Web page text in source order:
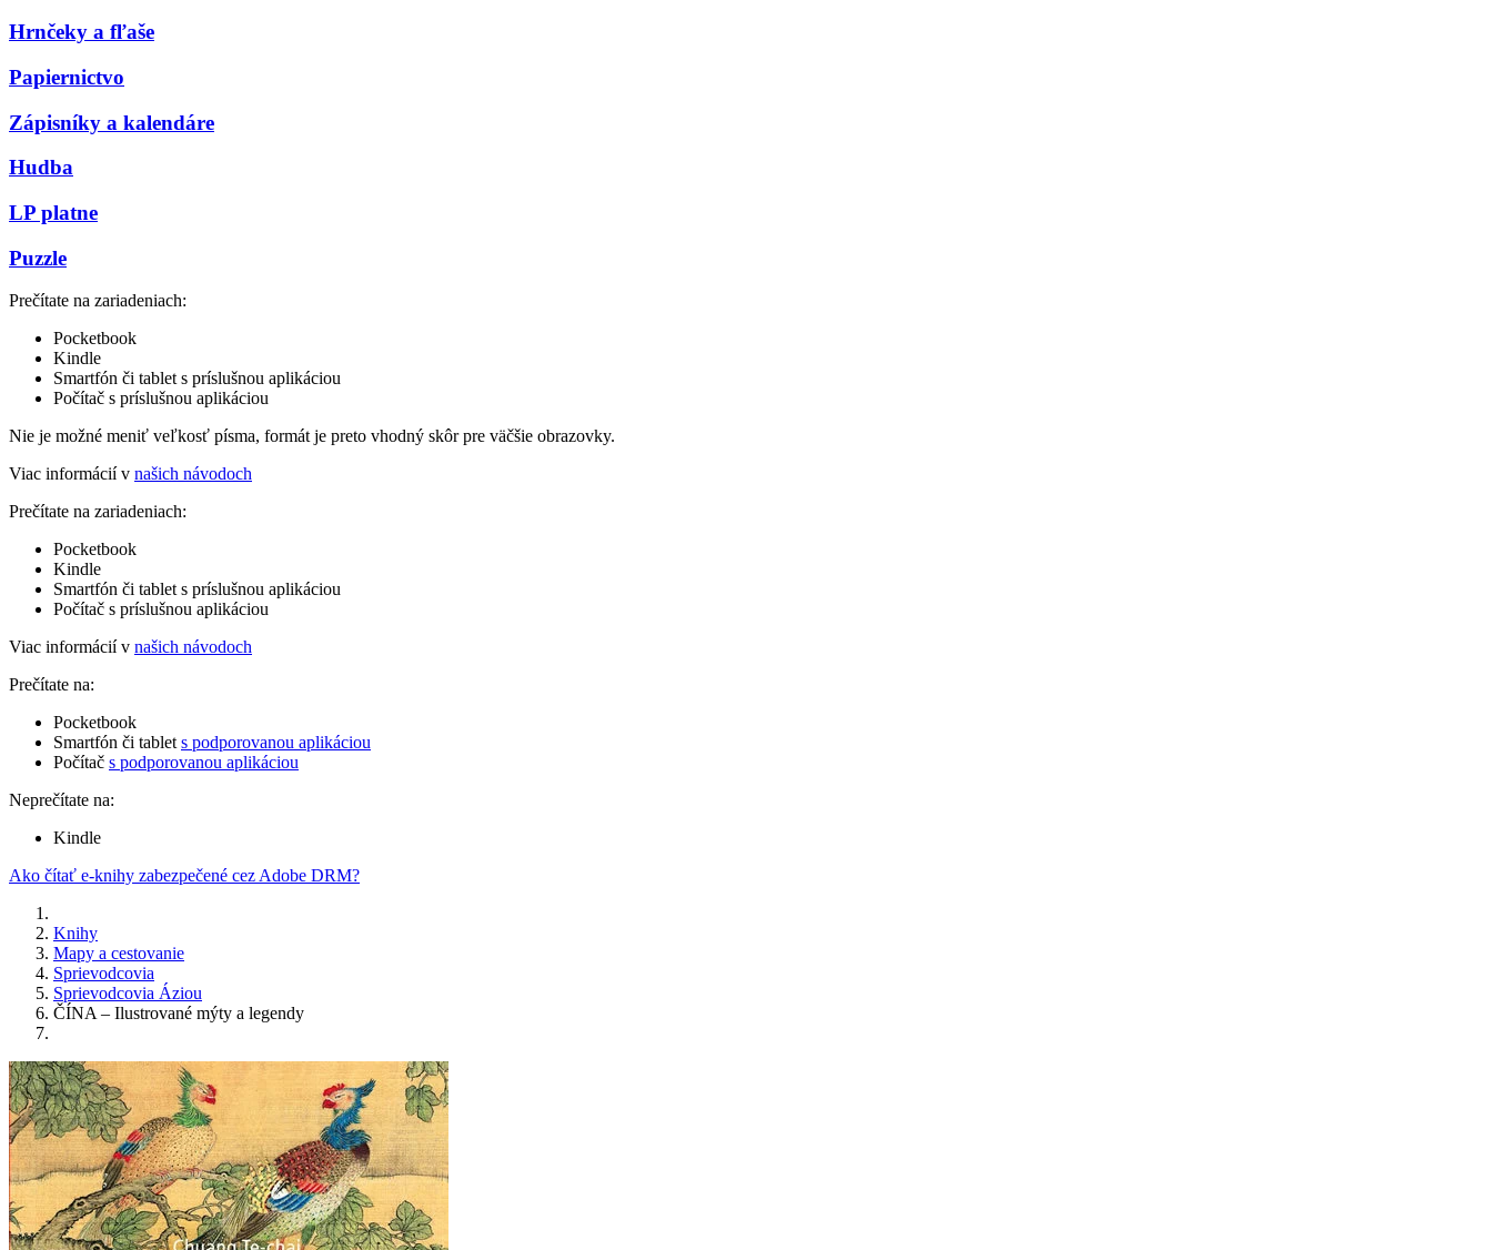
Hrnčeky a fľaše
Papiernictvo
Zápisníky a kalendáre
Hudba
LP platne
Puzzle
Prečítate na zariadeniach:
Pocketbook
Kindle
Smartfón či tablet s príslušnou aplikáciou
Počítač s príslušnou aplikáciou
Nie je možné meniť veľkosť písma, formát je preto vhodný skôr pre väčšie obrazovky.
Viac informácií v našich návodoch
Prečítate na zariadeniach:
Pocketbook
Kindle
Smartfón či tablet s príslušnou aplikáciou
Počítač s príslušnou aplikáciou
Viac informácií v našich návodoch
Prečítate na:
Pocketbook
Smartfón či tablet s podporovanou aplikáciou
Počítač s podporovanou aplikáciou
Neprečítate na:
Kindle
Ako čítať e-knihy zabezpečené cez Adobe DRM?
Knihy
Mapy a cestovanie
Sprievodcovia
Sprievodcovia Áziou
ČÍNA – Ilustrované mýty a legendy